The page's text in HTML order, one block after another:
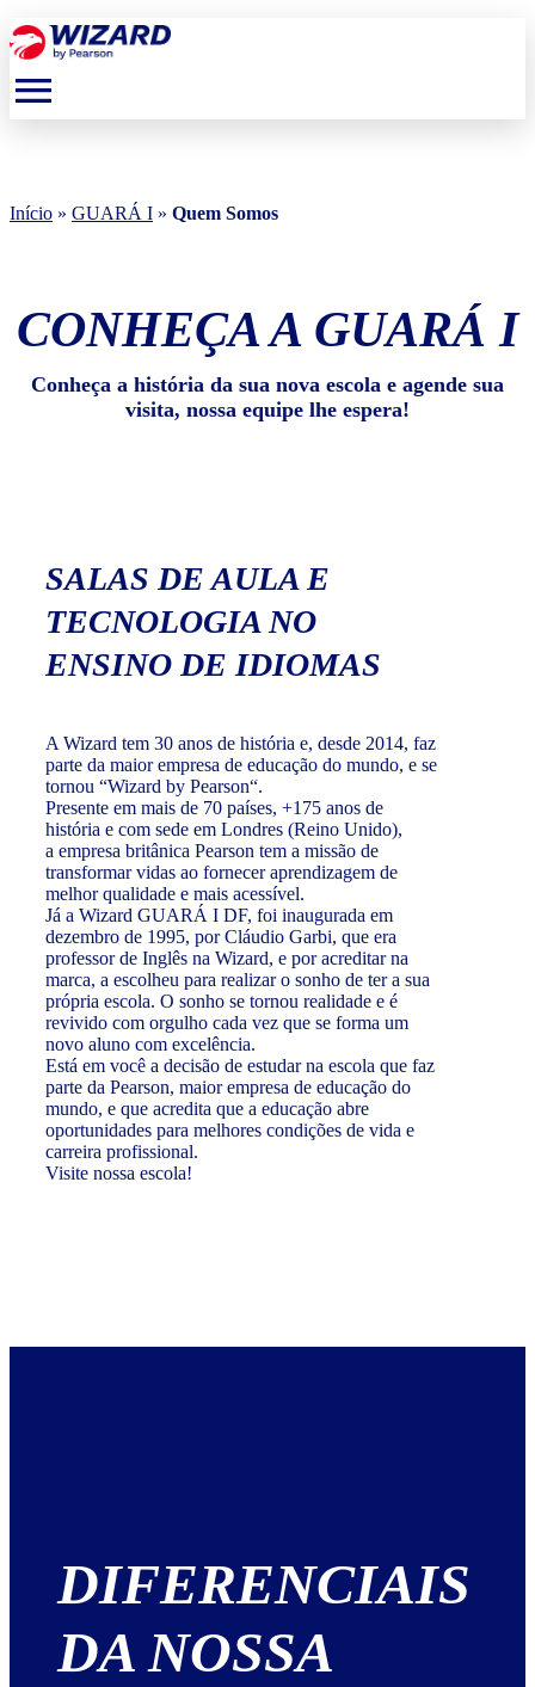
menu
Início » GUARÁ I » Quem Somos
CONHEÇA A GUARÁ I
Conheça a história da sua nova escola e agende sua
visita, nossa equipe lhe espera!
SALAS DE AULA E
TECNOLOGIA NO
ENSINO DE IDIOMAS
A Wizard tem 30 anos de história e, desde 2014, faz
parte da maior empresa de educação do mundo, e se
tornou “Wizard by Pearson“.
Presente em mais de 70 países, +175 anos de
história e com sede em Londres (Reino Unido),
a empresa britânica Pearson tem a missão de
transformar vidas ao fornecer aprendizagem de
melhor qualidade e mais acessível.
Já a Wizard GUARÁ I DF, foi inaugurada em
dezembro de 1995, por Cláudio Garbi, que era
professor de Inglês na Wizard, e por acreditar na
marca, a escolheu para realizar o sonho de ter a sua
própria escola. O sonho se tornou realidade e é
revivido com orgulho cada vez que se forma um
novo aluno com excelência.
Está em você a decisão de estudar na escola que faz
parte da Pearson, maior empresa de educação do
mundo, e que acredita que a educação abre
oportunidades para melhores condições de vida e
carreira profissional.
Visite nossa escola!
DIFERENCIAIS
DA NOSSA